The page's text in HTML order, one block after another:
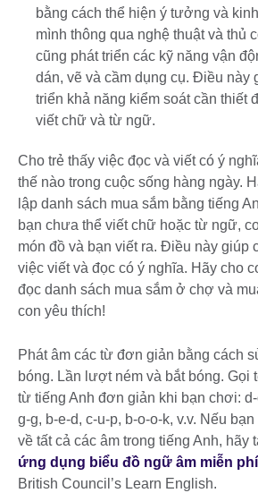
bằng cách thể hiện ý tưởng và
mình thông qua nghệ thuật và thủ
cũng phát triển các kỹ năng vận
dán, vẽ và cầm dụng cụ. Điều này
triển khả năng kiểm soát cần thiết
viết chữ và từ ngữ.
Cho trẻ thấy việc đọc và viết có ý
thế nào trong cuộc sống hàng ngày.
lập danh sách mua sắm bằng tiếng
bạn chưa thể viết chữ hoặc từ ngữ,
món đồ và bạn viết ra. Điều này giúp
việc viết và đọc có ý nghĩa. Hãy cho
đọc danh sách mua sắm ở chợ và
con yêu thích!
Phát âm các từ đơn giản bằng cách
bóng. Lần lượt ném và bắt bóng. Gọi
từ tiếng Anh đơn giản khi bạn chơi:
g-g, b-e-d, c-u-p, b-o-o-k, v.v. Nếu
về tất cả các âm trong tiếng Anh, hãy
ứng dụng biểu đồ ngữ âm miễn phí
British Council’s Learn English.